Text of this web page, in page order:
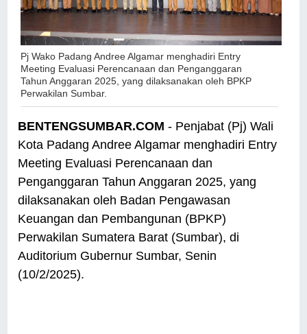
Pj Wako Padang Andree Algamar menghadiri Entry
Meeting Evaluasi Perencanaan dan Penganggaran
Tahun Anggaran 2025, yang dilaksanakan oleh BPKP
Perwakilan Sumbar.
BENTENGSUMBAR.COM - Penjabat (Pj) Wali
Kota Padang Andree Algamar menghadiri Entry
Meeting Evaluasi Perencanaan dan
Penganggaran Tahun Anggaran 2025, yang
dilaksanakan oleh Badan Pengawasan
Keuangan dan Pembangunan (BPKP)
Perwakilan Sumatera Barat (Sumbar), di
Auditorium Gubernur Sumbar, Senin
(10/2/2025).